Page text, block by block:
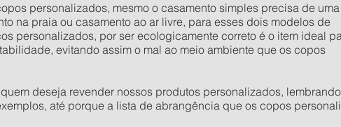
personalizados, mesmo o casamento simples precisa de
na praia ou casamento ao ar livre, para esses dois modelos de
personalizados, por ser ecologicamente correto é o item ideal
evitando assim o mal ao meio ambiente que os copos
deseja revender nossos produtos personalizados,
até porque a lista de abrangência que os copos